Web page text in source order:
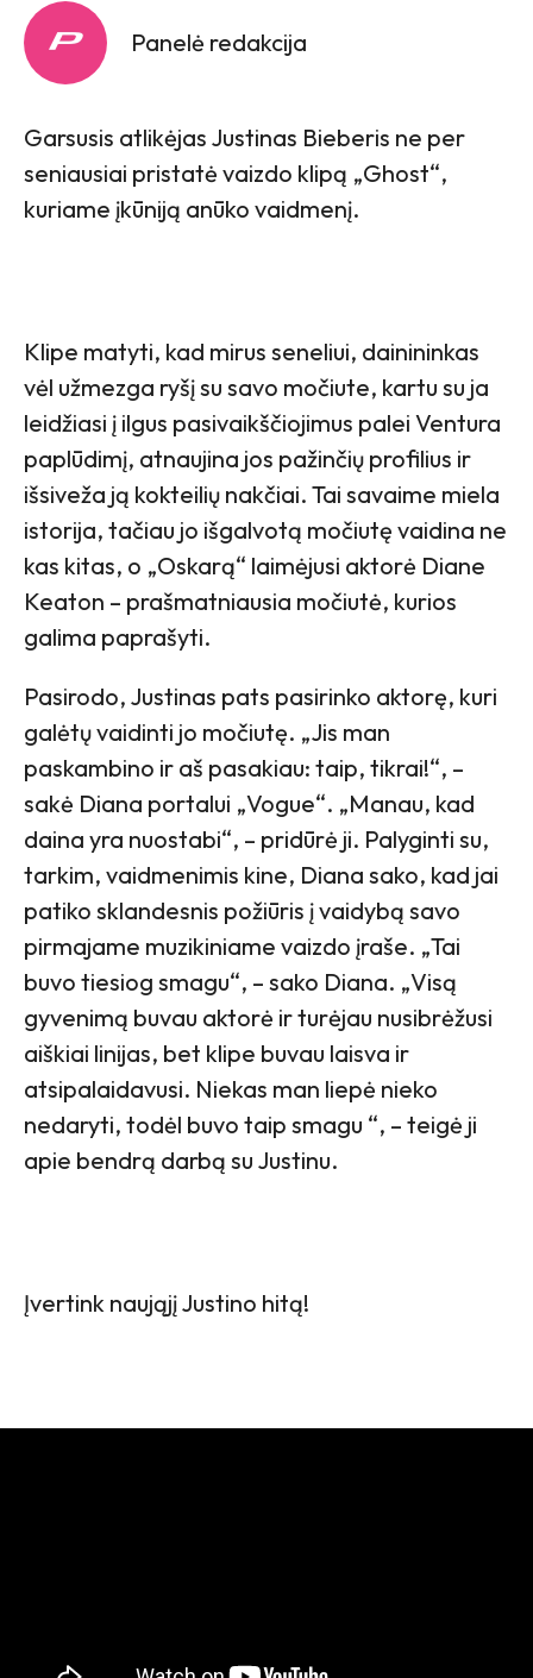
Panelė redakcija
Garsusis atlikėjas Justinas Bieberis ne per
seniausiai pristatė vaizdo klipą „Ghost“,
kuriame įkūniją anūko vaidmenį.
Klipe matyti, kad mirus seneliui, dainininkas
vėl užmezga ryšį su savo močiute, kartu su ja
leidžiasi į ilgus pasivaikščiojimus palei Ventura
paplūdimį, atnaujina jos pažinčių profilius ir
išsiveža ją kokteilių nakčiai. Tai savaime miela
istorija, tačiau jo išgalvotą močiutę vaidina ne
kas kitas, o „Oskarą“ laimėjusi aktorė Diane
Keaton – prašmatniausia močiutė, kurios
galima paprašyti.
Pasirodo, Justinas pats pasirinko aktorę, kuri
galėtų vaidinti jo močiutę. „Jis man
paskambino ir aš pasakiau: taip, tikrai!“, –
sakė Diana portalui „Vogue“. „Manau, kad
daina yra nuostabi“, – pridūrė ji. Palyginti su,
tarkim, vaidmenimis kine, Diana sako, kad jai
patiko sklandesnis požiūris į vaidybą savo
pirmajame muzikiniame vaizdo įraše. „Tai
buvo tiesiog smagu“, – sako Diana. „Visą
gyvenimą buvau aktorė ir turėjau nusibrėžusi
aiškiai linijas, bet klipe buvau laisva ir
atsipalaidavusi. Niekas man liepė nieko
nedaryti, todėl buvo taip smagu “, – teigė ji
apie bendrą darbą su Justinu.
Įvertink naująjį Justino hitą!